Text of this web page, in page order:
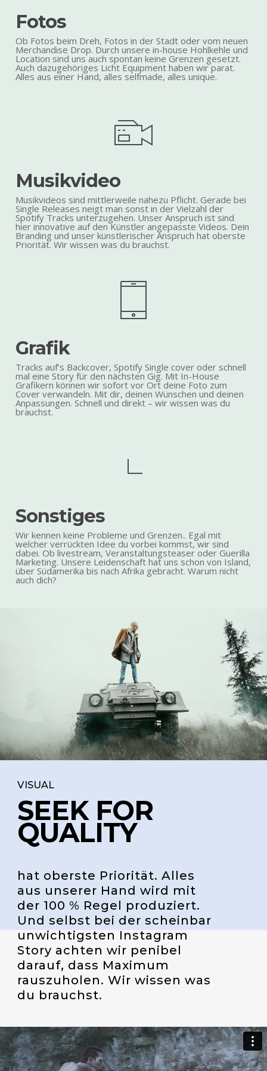
Fotos
Ob Fotos beim Dreh, Fotos in der Stadt oder vom neuen
Merchandise Drop. Durch unsere in-house Hohlkehle und
Location sind uns auch spontan keine Grenzen gesetzt.
Auch dazugehöriges Licht Equipment haben wir parat.
Alles aus einer Hand, alles selfmade, alles unique.
Musikvideo
Musikvideos sind mittlerweile nahezu Pflicht. Gerade bei
Single Releases neigt man sonst in der Vielzahl der
Spotify Tracks unterzugehen. Unser Anspruch ist sind
hier innovative auf den Künstler angepasste Videos. Dein
Branding und unser künstlerischer Anspruch hat oberste
Priorität. Wir wissen was du brauchst.
Grafik
Tracks auf’s Backcover, Spotify Single cover oder schnell
mal eine Story für den nächsten Gig. Mit In-House
Grafikern können wir sofort vor Ort deine Foto zum
Cover verwandeln. Mit dir, deinen Wünschen und deinen
Anpassungen. Schnell und direkt – wir wissen was du
brauchst.
Sonstiges
Wir kennen keine Probleme und Grenzen.. Egal mit
welcher verrückten Idee du vorbei kommst, wir sind
dabei. Ob livestream, Veranstaltungsteaser oder Guerilla
Marketing. Unsere Leidenschaft hat uns schon von Island,
über Südamerika bis nach Afrika gebracht. Warum nicht
auch dich?
VISUAL
SEEK FOR
QUALITY
hat oberste Priorität. Alles
aus unserer Hand wird mit
der 100 % Regel produziert.
Und selbst bei der scheinbar
unwichtigsten Instagram
Story achten wir penibel
darauf, dass Maximum
rauszuholen. Wir wissen was
du brauchst.